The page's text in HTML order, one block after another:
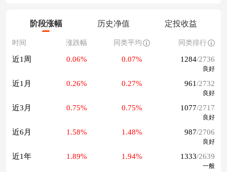
阶段涨幅 历史净值 定投收益
时间 涨跌幅 同类平均 同类排行
近1周 0.06% 0.07% 1284/2736
良好
近1月 0.26% 0.27% 961/2732
良好
近3月 0.75% 0.75% 1077/2717
良好
近6月 1.58% 1.48% 987/2706
良好
近1年 1.89% 1.94% 1333/2639
一般